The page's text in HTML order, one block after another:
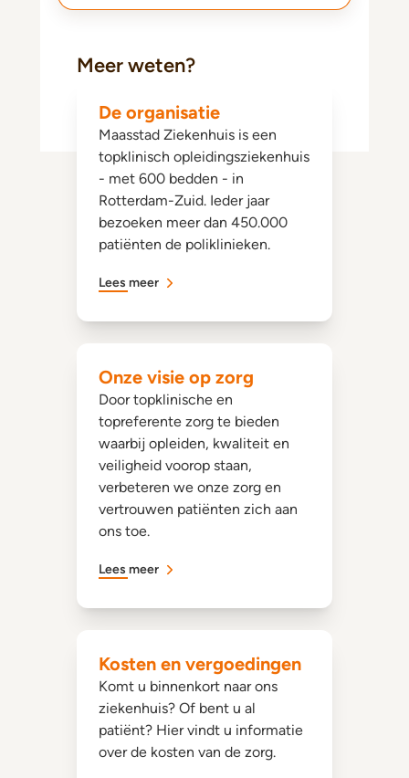
Meer weten?
De organisatie
Maasstad Ziekenhuis is een
topklinisch opleidingsziekenhuis
- met 600 bedden - in
Rotterdam-Zuid. Ieder jaar
bezoeken meer dan 450.000
patiënten de poliklinieken.
Lees meer
Onze visie op zorg
Door topklinische en
topreferente zorg te bieden
waarbij opleiden, kwaliteit en
veiligheid voorop staan,
verbeteren we onze zorg en
vertrouwen patiënten zich aan
ons toe.
Lees meer
Kosten en vergoedingen
Komt u binnenkort naar ons
ziekenhuis? Of bent u al
patiënt? Hier vindt u informatie
over de kosten van de zorg.